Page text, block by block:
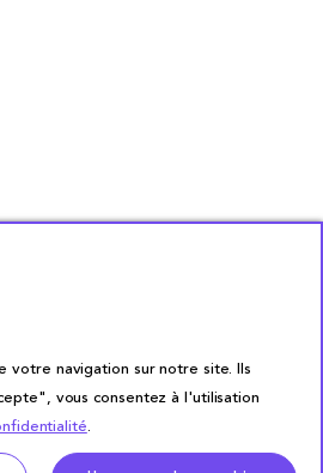
votre navigation sur notre site. Ils
vous consentez à l'utilisation
.